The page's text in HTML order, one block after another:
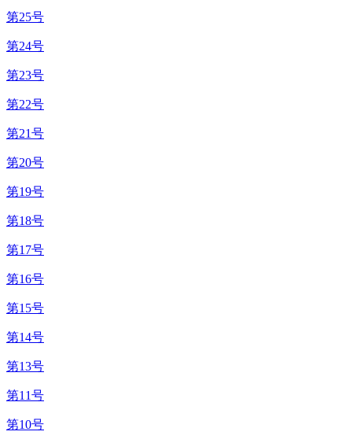
第25号
第24号
第23号
第22号
第21号
第20号
第19号
第18号
第17号
第16号
第15号
第14号
第13号
第11号
第10号